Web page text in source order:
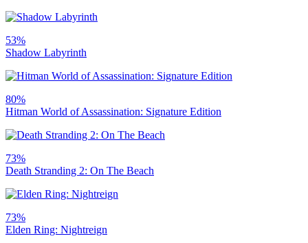
53%
Shadow Labyrinth
80%
Hitman World of Assassination: Signature Edition
73%
Death Stranding 2: On The Beach
73%
Elden Ring: Nightreign